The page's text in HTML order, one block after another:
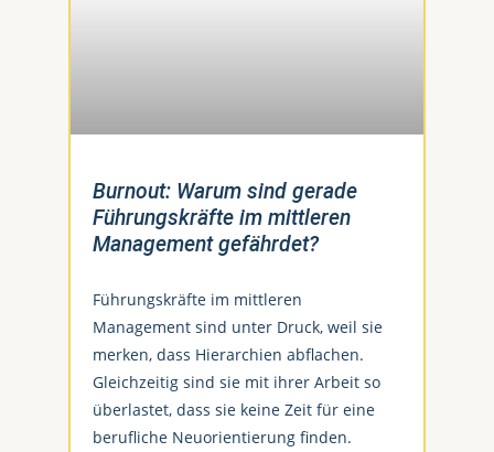
Burnout: Warum sind gerade
Führungskräfte im mittleren
Management gefährdet?
Führungskräfte im mittleren
Management sind unter Druck, weil sie
merken, dass Hierarchien abflachen.
Gleichzeitig sind sie mit ihrer Arbeit so
überlastet, dass sie keine Zeit für eine
berufliche Neuorientierung finden.